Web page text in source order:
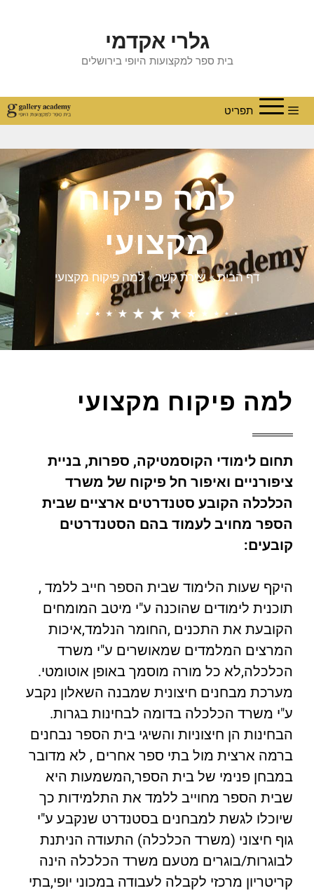
גלרי אקדמי
בית ספר למקצועות היופי בירושלים
תפריט
למה פיקוח
מקצועי
דף הבית»יצירת קשר»למה פיקוח מקצועי
למה פיקוח מקצועי
תחום לימודי הקוסמטיקה, ספרות, בניית
ציפורניים ואיפור חל פיקוח של משרד
הכלכלה הקובע סטנדרטים ארציים שבית
הספר מחויב לעמוד בהם הסטנדרטים
קובעים:
היקף שעות הלימוד שבית הספר חייב ללמד ,
תוכנית לימודים שהוכנה ע"י מיטב המומחים
הקובעת את התכנים ,החומר הנלמד,איכות
המרצים המלמדים שמאושרים ע"י משרד
הכלכלה,לא כל מורה מוסמך באופן אוטומטי.
מערכת מבחנים חיצונית שמבנה השאלון נקבע
ע"י משרד הכלכלה בדומה לבחינות בגרות.
הבחינות הן חיצוניות והשיגי בית הספר נבחנים
ברמה ארצית מול בתי ספר אחרים , לא מדובר
במבחן פנימי של בית הספר,המשמעות היא
שבית הספר מחוייב ללמד את התלמידות כך
שיוכלו לגשת למבחנים בסטנדרט שנקבע ע"י
גוף חיצוני (משרד הכלכלה) התעודה הניתנת
לבוגרות/בוגרים מטעם משרד הכלכלה הינה
קריטריון מרכזי לקבלה לעבודה במכוני יופי,בתי